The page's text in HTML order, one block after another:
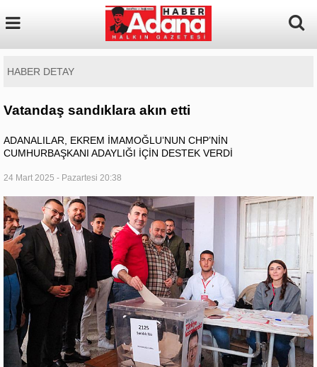
HABER DETAY
Vatandaş sandıklara akın etti
ADANALILAR, EKREM İMAMOĞLU’NUN CHP’NİN
CUMHURBAŞKANI ADAYLIĞI İÇİN DESTEK VERDİ
24 Mart 2025 - Pazartesi 20:38